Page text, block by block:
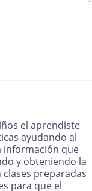
el aprendiste
ayudando al
información que
y obteniendo la
preparadas
para que el